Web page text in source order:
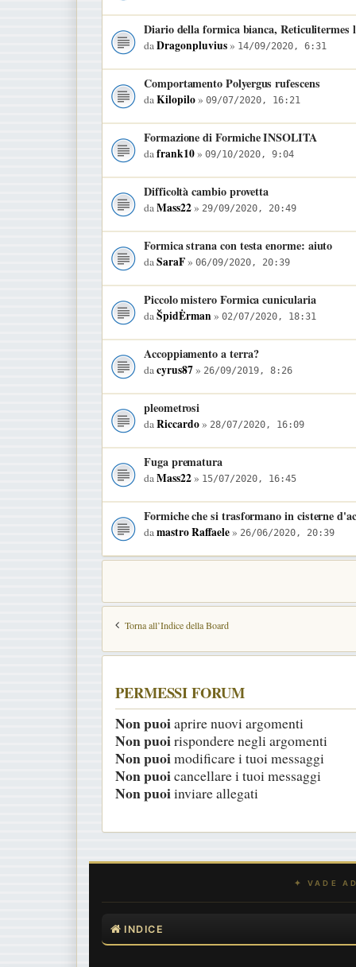
Diario della formica bianca, Reticulitermes
daDragonpluvius» 14/09/2020, 6:31
Comportamento Polyergus rufescens
daKilopilo» 09/07/2020, 16:21
Formazione di Formiche INSOLITA
dafrank10» 09/10/2020, 9:04
Difficoltà cambio provetta
daMass22» 29/09/2020, 20:49
Formica strana con testa enorme: aiuto
daSaraF» 06/09/2020, 20:39
Piccolo mistero Formica cunicularia
daŠpidĖrman» 02/07/2020, 18:31
Accoppiamento a terra?
dacyrus87» 26/09/2019, 8:26
pleometrosi
daRiccardo» 28/07/2020, 16:09
Fuga prematura
daMass22» 15/07/2020, 16:45
Formiche che si trasformano in cisterne
damastro Raffaele» 26/06/2020, 20:39
Torna all’Indice della Board
PERMESSI FORUM
Non puoiaprire nuovi argomenti
Non puoirispondere negli argomenti
Non puoimodificare i tuoi messaggi
Non puoicancellare i tuoi messaggi
Non puoiinviare allegati
INDICE